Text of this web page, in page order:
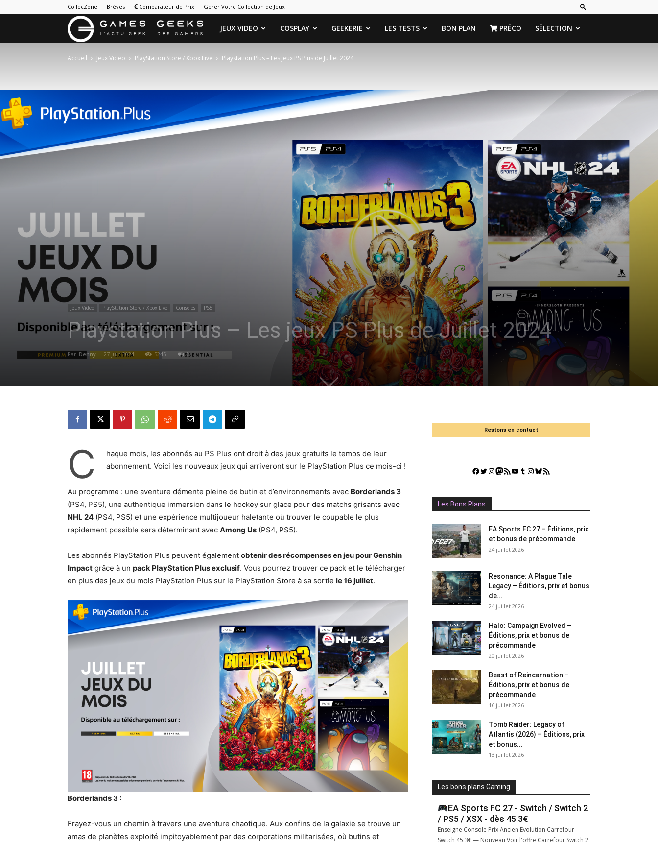
CollecZone Brèves Comparateur de Prix Gérer Votre Collection de Jeux
Games
&
JEUX VIDEO COSPLAY GEEKERIE LES TESTS BON PLAN PRÉCO SÉLECTION
Accueil Jeux Video PlayStation Store / Xbox Live Playstation Plus – Les jeux PS Plus de Juillet 2024
Jeux Video PlayStation Store / Xbox Live Consoles PS5
Playstation Plus – Les jeux PS Plus de Juillet 2024
Par Denny - 27 juin 2024 5245 0
C
haque mois, les abonnés au PS Plus ont droit à des jeux gratuits le temps de leur
abonnement. Voici les nouveaux jeux qui arriveront sur le PlayStation Plus ce mois-ci !
Au programme : une aventure démente pleine de butin et d’environnements avec Borderlands 3
(PS4, PS5), une authentique immersion dans le hockey sur glace pour des matchs grisants avec
NHL 24 (PS4, PS5) et une expérience multijoueur haletante où trouver le coupable le plus
rapidement possible sera déterminant avec Among Us (PS4, PS5).
Les abonnés PlayStation Plus peuvent également obtenir des récompenses en jeu pour Genshin
Impact grâce à un pack PlayStation Plus exclusif. Vous pourrez trouver ce pack et le télécharger
en plus des jeux du mois PlayStation Plus sur le PlayStation Store à sa sortie le 16 juillet.
Borderlands 3 :
Frayez-vous un chemin à travers une aventure chaotique. Aux confins de la galaxie se trouve un
amas de planètes exploité impitoyablement par des corporations militarisées, où butins et
Restons en contact
Facebook
Twitter
Instagram
Mastodon
Flux RSSYouTube
Tumblr
Instagram
Bluesky
GestGame
Les Bons Plans
EA Sports FC 27 – Éditions, prix
et bonus de précommande
24 juillet 2026
Resonance: A Plague Tale
Legacy – Éditions, prix et bonus
de...
24 juillet 2026
Halo: Campaign Evolved –
Éditions, prix et bonus de
précommande
20 juillet 2026
Beast of Reincarnation –
Éditions, prix et bonus de
précommande
16 juillet 2026
Tomb Raider: Legacy of
Atlantis (2026) – Éditions, prix
et bonus...
13 juillet 2026
Les bons plans Gaming
EA Sports FC 27 - Switch / Switch 2
/ PS5 / XSX - dès 45.3€
Enseigne Console Prix Ancien Evolution Carrefour
Switch 45.3€ — Nouveau Voir l'offre Carrefour Switch 2